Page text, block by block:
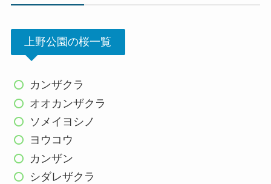
上野公園の桜一覧
カンザクラ
オオカンザクラ
ソメイヨシノ
ヨウコウ
カンザン
シダレザクラ